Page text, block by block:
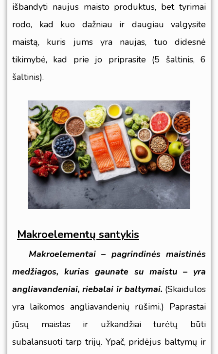
išbandyti naujus maisto produktus, bet tyrimai
rodo, kad kuo dažniau ir daugiau valgysite
maistą, kuris jums yra naujas, tuo didesnė
tikimybė, kad prie jo priprasite (5 šaltinis,6
šaltinis).
Makroelementų santykis
Makroelementai – pagrindinės maistinės
medžiagos, kurias gaunate su maistu – yra
angliavandeniai, riebalai ir baltymai. (Skaidulos
yra laikomos angliavandenių rūšimi.) Paprastai
jūsų maistas ir užkandžiai turėtų būti
subalansuoti tarp trijų. Ypač, pridėjus baltymų ir